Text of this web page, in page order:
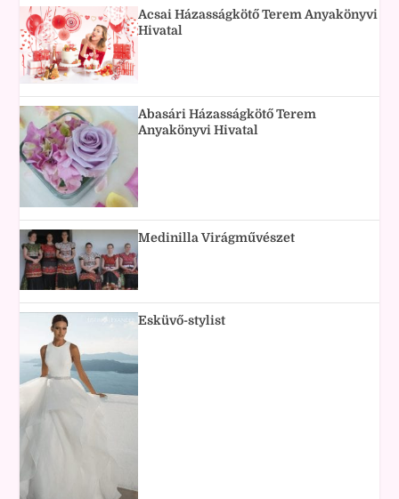
Acsai Házasságkötő Terem Anyakönyvi
Hivatal
Abasári Házasságkötő Terem
Anyakönyvi Hivatal
Medinilla Virágművészet
Esküvő-stylist